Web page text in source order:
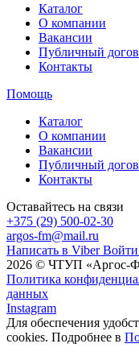
Каталог
О компании
Вакансии
Публичный
Контакты
Помощь
Каталог
О компании
Вакансии
Публичный
Контакты
Оставайтесь на связи
+375 (29) 500-02-30
argos-fm@mail.ru
Написать в Viber
2026 © ЧТУП «Аргос-
Политика
данных
Instagram
Для обеспечения
cookies. Подробнее в